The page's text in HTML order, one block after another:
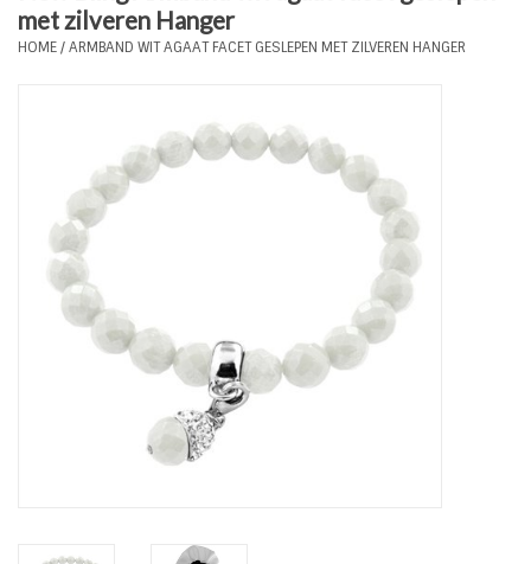
Haaraccesoires
Zonnebrillen
Fashion
met zilveren Hanger
HOME/ARMBAND WIT AGAAT FACET GESLEPEN MET ZILVEREN HANGER